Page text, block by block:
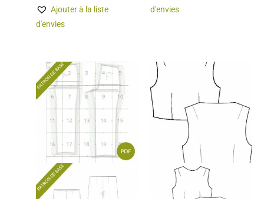
Ajouter à la liste
d'envies
d'envies